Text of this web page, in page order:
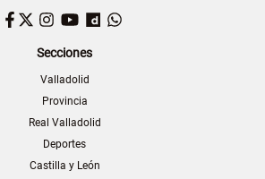
Facebook
TwitterInstagram
YouTubeDailymotion
Secciones
Valladolid
Provincia
Real Valladolid
Deportes
Castilla y León